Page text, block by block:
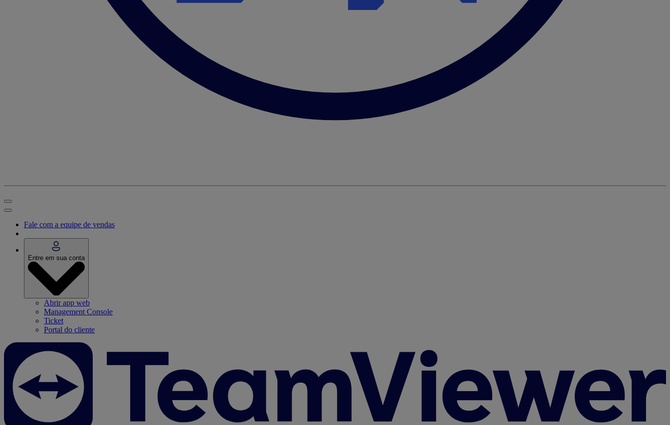
Fale com a equipe de vendas
Entre em sua conta
Abrir app web
Management Console
Ticket
Portal do cliente